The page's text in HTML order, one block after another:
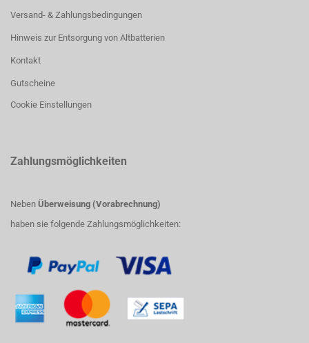
Versand- & Zahlungsbedingungen
Hinweis zur Entsorgung von Altbatterien
Kontakt
Gutscheine
Cookie Einstellungen
Zahlungsmöglichkeiten
Neben Überweisung (Vorabrechnung)
haben sie folgende Zahlungsmöglichkeiten: